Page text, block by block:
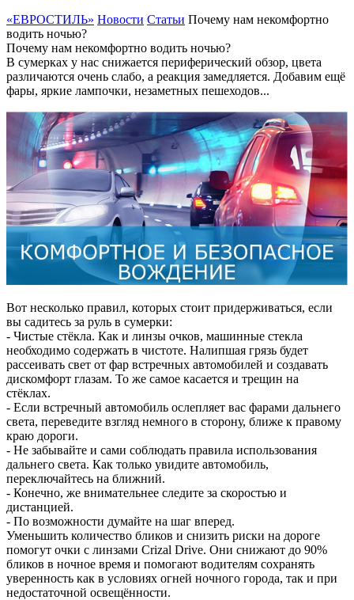
«ЕВРОСТИЛЬ» Новости Статьи Почему нам некомфортно
водить ночью?
Почему нам некомфортно водить ночью?
В сумерках у нас снижается периферический обзор, цвета
различаются очень слабо, а реакция замедляется. Добавим ещё
фары, яркие лампочки, незаметных пешеходов...
Вот несколько правил, которых стоит придерживаться, если
вы садитесь за руль в сумерки:
- Чистые стёкла. Как и линзы очков, машинные стекла
необходимо содержать в чистоте. Налипшая грязь будет
рассеивать свет от фар встречных автомобилей и создавать
дискомфорт глазам. То же самое касается и трещин на
стёклах.
- Если встречный автомобиль ослепляет вас фарами дальнего
света, переведите взгляд немного в сторону, ближе к правому
краю дороги.
- Не забывайте и сами соблюдать правила использования
дальнего света. Как только увидите автомобиль,
переключайтесь на ближний.
- Конечно, же внимательнее следите за скоростью и
дистанцией.
- По возможности думайте на шаг вперед.
Уменьшить количество бликов и снизить риски на дороге
помогут очки с линзами Crizal Drive. Они снижают до 90%
бликов в ночное время и помогают водителям сохранять
уверенность как в условиях огней ночного города, так и при
недостаточной освещённости.